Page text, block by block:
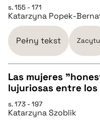
BIBTEX
pobierz cytat
s. 155 - 171
Katarzyna Popek-
Pełny tekst
CZYSTY TEKST
Las mujeres
lujuriosas entre
s. 173 - 197
Katarzyna Szoblik